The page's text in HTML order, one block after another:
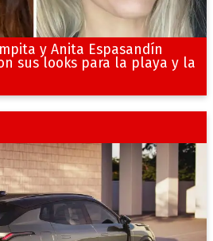
y Anita Espasandín
sus looks para la playa y la